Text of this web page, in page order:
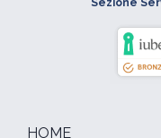
HOME
Sezione